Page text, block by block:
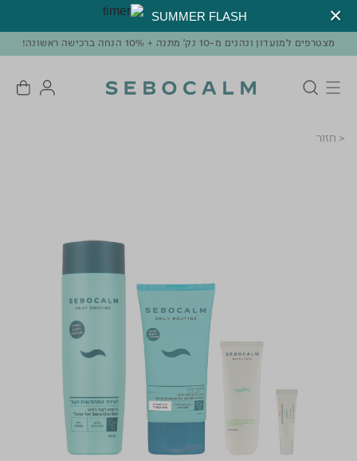
SUMMER FLASH
מצטרפים למועדון ונהנים מ-10 נק' מתנה + 10% הנחה ברכישה ראשונה!
< חזור